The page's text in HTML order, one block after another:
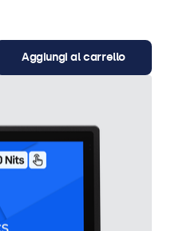
Aggiungi al carrello